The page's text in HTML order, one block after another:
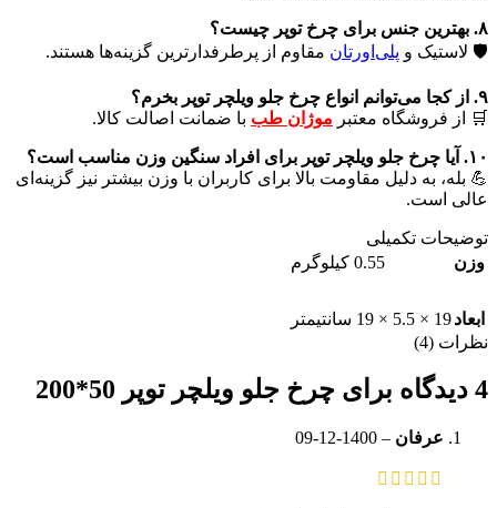
۸. بهترین جنس برای چرخ توپر چیست؟
🛡️ لاستیک و پلی‌اورتان مقاوم از پرطرفدارترین گزینه‌ها هستند.
۹. از کجا می‌توانم انواع چرخ جلو ویلچر توپر بخرم؟
🛒 از فروشگاه معتبر موژان طب با ضمانت اصالت کالا.
۱۰. آیا چرخ جلو ویلچر توپر برای افراد سنگین وزن مناسب است؟
💪 بله، به دلیل مقاومت بالا برای کاربران با وزن بیشتر نیز گزینه‌ای
عالی است.
توضیحات تکمیلی
وزن
0.55 کیلوگرم
ابعاد19 × 5.5 × 19 سانتیمتر
نظرات (4)
4 دیدگاه برای چرخ جلو ویلچر توپر 50*200
عرفان –
1400-12-09